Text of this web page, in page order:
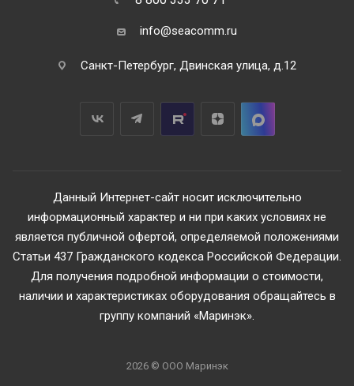
info@seacomm.ru
Санкт-Петербург, Двинская улица, д.12
Данный Интернет-сайт носит исключительно
информационный характер и ни при каких условиях не
является публичной офертой, определяемой положениями
Статьи 437 Гражданского кодекса Российской Федерации.
Для получения подробной информации о стоимости,
наличии и характеристиках оборудования обращайтесь в
группу компаний «Маринэк».
2026 © ООО Маринэк